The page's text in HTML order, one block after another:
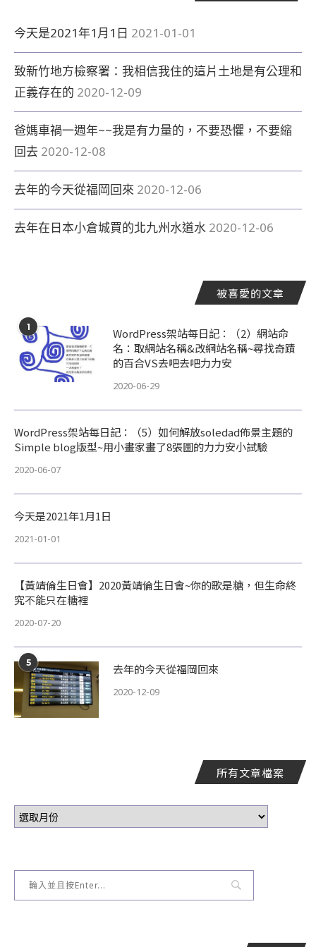
今天是2021年1月1日 2021-01-01
致新竹地方檢察署：我相信我住的這片土地是有公理和
正義存在的 2020-12-09
爸媽車禍一週年~~我是有力量的，不要恐懼，不要縮
回去 2020-12-08
去年的今天從福岡回來 2020-12-06
去年在日本小倉城買的北九州水道水 2020-12-06
被喜愛的文章
1
WordPress架站每日記：（2）網站命
名：取網站名稱&改網站名稱~尋找奇蹟
的百合VS去吧去吧力力安
2020-06-29
WordPress架站每日記：（5）如何解放soledad佈景主題的
Simple blog版型~用小畫家畫了8張圖的力力安小試驗
2020-06-07
今天是2021年1月1日
2021-01-01
【黃靖倫生日會】2020黃靖倫生日會~你的歌是糖，但生命終
究不能只在糖裡
2020-07-20
5 去年的今天從福岡回來
2020-12-09
所有文章檔案